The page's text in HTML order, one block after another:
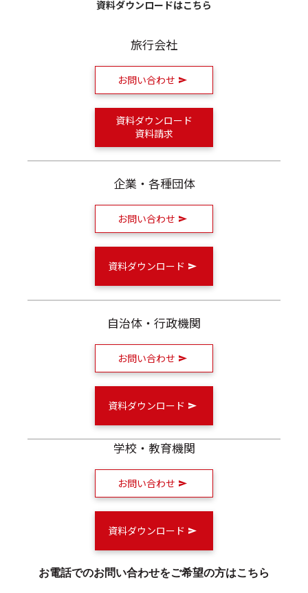
資料ダウンロードはこちら
旅行会社
お問い合わせ
資料ダウンロード
資料請求
企業・各種団体
お問い合わせ
資料ダウンロード
自治体・行政機関
お問い合わせ
資料ダウンロード
学校・教育機関
お問い合わせ
資料ダウンロード
お電話でのお問い合わせをご希望の方はこちら